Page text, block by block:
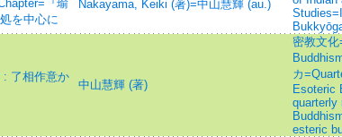
『瑜
を中心に
Nakayama, Keiki (著)=中山慧輝 (au.)
: 了相作意か
中山慧輝 (著)
密教文
カ
Esoteric
quarterly
esteric